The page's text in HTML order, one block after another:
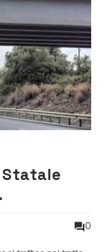
Statale
0